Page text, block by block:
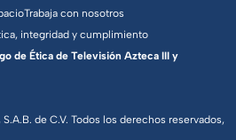
de C.V. Todos los derechos reservados,
Trabaja con nosotros
integridad y cumplimiento
de Ética de Televisión Azteca III y